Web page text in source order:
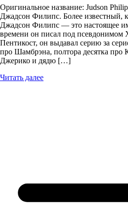
Оригинальное название: Judson
Джадсон Филипс. Более известный,
Джадсон Филипс — это настоящее
времени он писал под псевдонимом
Пентикост, он выдавал серию за
про Шамбрэна, полтора десятка про
Джерико и дядю […]
Читать далее